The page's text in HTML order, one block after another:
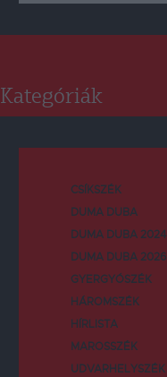
Kategóriák
CSÍKSZÉK
DUMA DUBA
DUMA DUBA 2024
DUMA DUBA 2026
GYERGYÓSZÉK
HÁROMSZÉK
HÍRLISTA
MAROSSZÉK
UDVARHELYSZÉK